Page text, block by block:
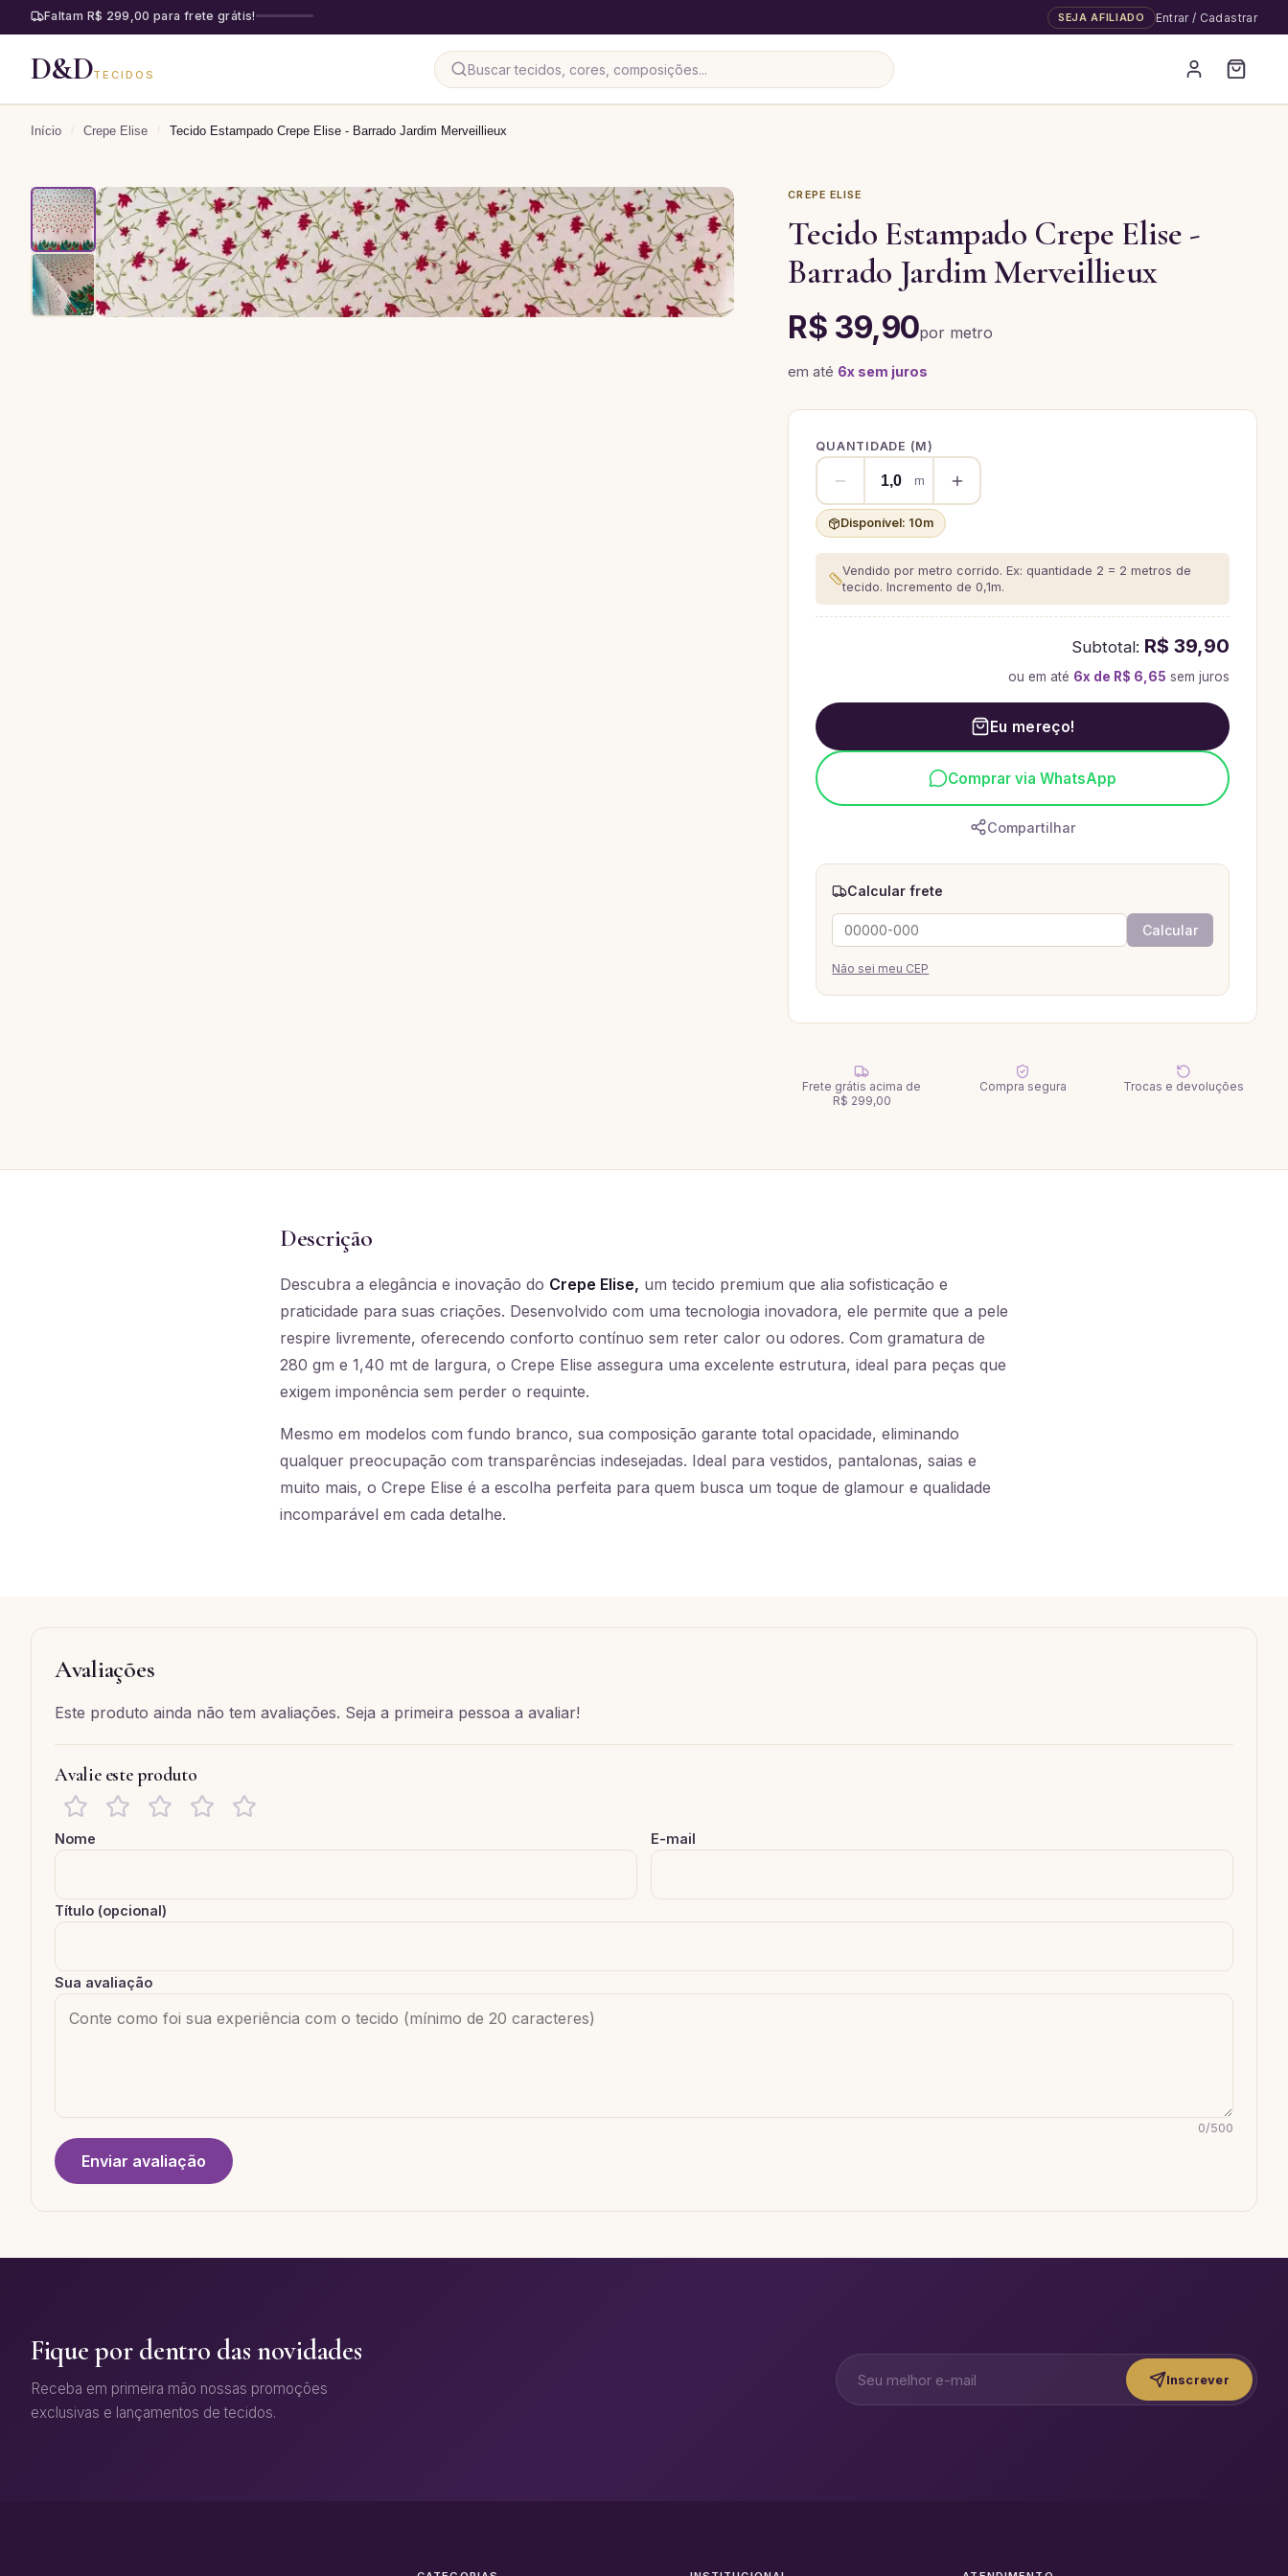
Faltam R$ 299,00 para frete grátis! SEJA AFILIADO Entrar / Cadastrar
D&DTECIDOS
Início / Crepe Elise / Tecido Estampado Crepe Elise - Barrado Jardim Merveillieux
CREPE ELISE
Tecido Estampado Crepe Elise -
Barrado Jardim Merveillieux
R$ 39,90por metro
em até 6x sem juros
QUANTIDADE (M)
m
Disponível: 10m
Vendido por metro corrido. Ex: quantidade 2 = 2 metros de
tecido. Incremento de 0,1m.
Subtotal: R$ 39,90
ou em até 6x de R$ 6,65 sem juros
Eu mereço!
Comprar via WhatsApp
Compartilhar
Calcular frete
Calcular
Não sei meu CEP
Frete grátis acima de
R$ 299,00
Compra segura Trocas e devoluções
Descrição
Descubra a elegância e inovação do Crepe Elise, um tecido premium que alia sofisticação e
praticidade para suas criações. Desenvolvido com uma tecnologia inovadora, ele permite que a pele
respire livremente, oferecendo conforto contínuo sem reter calor ou odores. Com gramatura de
280 gm e 1,40 mt de largura, o Crepe Elise assegura uma excelente estrutura, ideal para peças que
exigem imponência sem perder o requinte.
Mesmo em modelos com fundo branco, sua composição garante total opacidade, eliminando
qualquer preocupação com transparências indesejadas. Ideal para vestidos, pantalonas, saias e
muito mais, o Crepe Elise é a escolha perfeita para quem busca um toque de glamour e qualidade
incomparável em cada detalhe.
Avaliações
Este produto ainda não tem avaliações. Seja a primeira pessoa a avaliar!
Avalie este produto
Nome E-mail
Título (opcional)
Sua avaliação
0/500
Enviar avaliação
Fique por dentro das novidades
Receba em primeira mão nossas promoções
exclusivas e lançamentos de tecidos.
Inscrever